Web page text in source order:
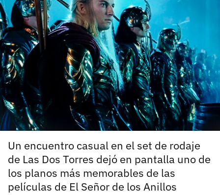
Un encuentro casual en el set de rodaje
de Las Dos Torres dejó en pantalla uno de
los planos más memorables de las
películas de El Señor de los Anillos
¿Todavía no tienes cuenta?
Regístrate gratis
El inicio de sesión con Facebook ya no está
disponible, pero puedes seguir usando tu cuenta
de 3DJuegos:
Recupera tu acceso con Facebook
carácter inicial), pero no mayúsculas, espacios, tildes
o caracteres especiales.
He leído y acepto lapolitica de privacidad y
de participación
Registrarse en 3DJuegos
Entra con Google
¿Ya tienes cuenta?
Entra en 3DJuegos